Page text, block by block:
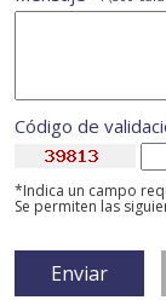
Código de
*Indica un campo
Se permiten las